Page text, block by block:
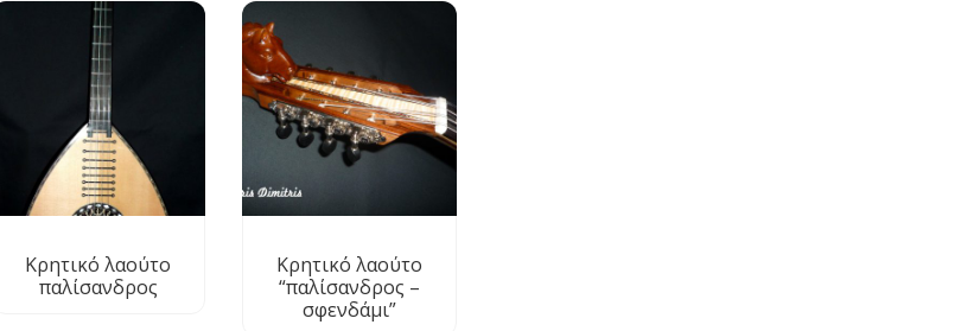
Κρητικό λαούτο
παλίσανδρος
Κρητικό λαούτο
“παλίσανδρος –
σφενδάμι”